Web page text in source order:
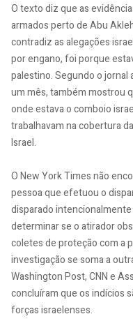
O texto diz que as
armados perto de Abu
contradiz as alegações
por engano, foi porque
palestino. Segundo o jornal
um mês, também mostrou
onde estava o comboio
trabalhavam na cobertura
Israel.
O New York Times não
pessoa que efetuou o
disparado
determinar se o atirador
coletes de proteção com a
investigação se soma a
Washington Post, CNN e
concluíram que os indícios
forças israelenses.